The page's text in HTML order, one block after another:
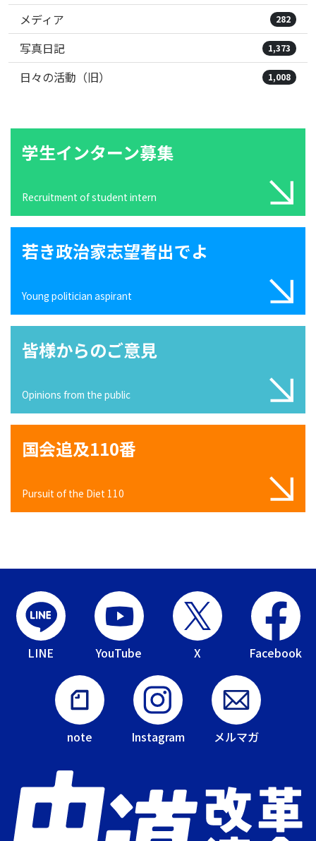
メディア 282
写真日記 1,373
日々の活動（旧） 1,008
学生インターン募集
Recruitment of student intern
若き政治家志望者出でよ
Young politician aspirant
皆様からのご意見
Opinions from the public
国会追及110番
Pursuit of the Diet 110
LINE YouTube X Facebook
note Instagram メルマガ